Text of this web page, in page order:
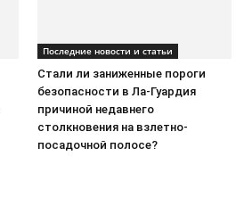
Последние новости и статьи
Стали ли заниженные пороги
безопасности в Ла-Гуардия
причиной недавнего
столкновения на взлетно-
посадочной полосе?